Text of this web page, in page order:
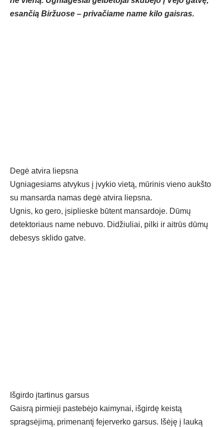
esančią Biržuose – privačiame name kilo gaisras.
Degė atvira liepsna
Ugniagesiams atvykus į įvykio vietą, mūrinis vieno aukšto
su mansarda namas degė atvira liepsna.
Ugnis, ko gero, įsiplieskė būtent mansardoje. Dūmų
detektoriaus name nebuvo. Didžiuliai, pilki ir aitrūs dūmų
debesys sklido gatve.
Išgirdo įtartinus garsus
Gaisrą pirmieji pastebėjo kaimynai, išgirdę keistą
spragsėjimą, primenantį fejerverko garsus. Išėję į lauką